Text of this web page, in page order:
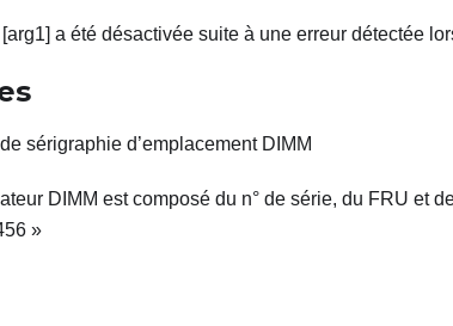
a été désactivée suite à une erreur détectée
sérigraphie d’emplacement DIMM
DIMM est composé du n° de série, du FRU et
»